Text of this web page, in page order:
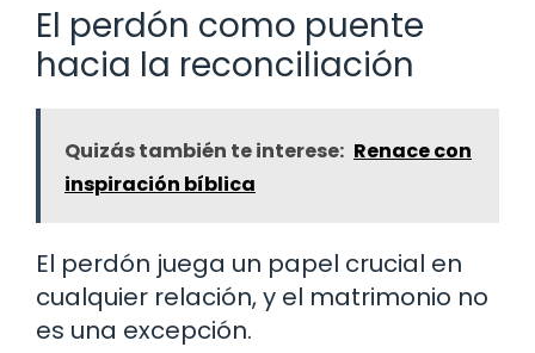
El perdón como puente
hacia la reconciliación
Quizás también te interese: Renace con
inspiración bíblica
El perdón juega un papel crucial en
cualquier relación, y el matrimonio no
es una excepción.